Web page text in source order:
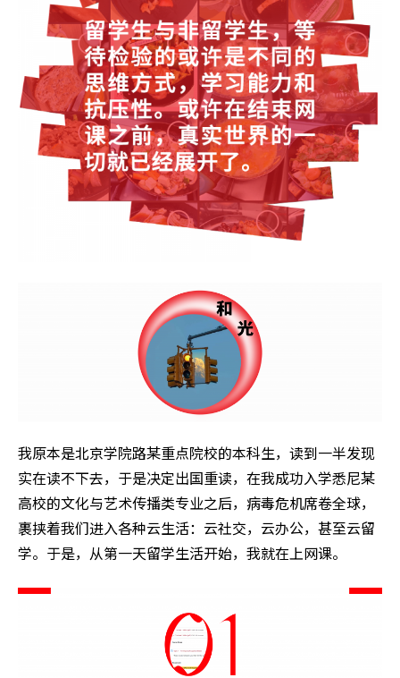
我原本是北京学院路某重点院校的本科生，读到一半发现
实在读不下去，于是决定出国重读，在我成功入学悉尼某
高校的文化与艺术传播类专业之后，病毒危机席卷全球，
裹挟着我们进入各种云生活：云社交，云办公，甚至云留
学。于是，从第一天留学生活开始，我就在上网课。